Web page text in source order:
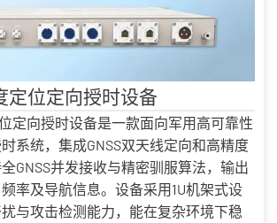
定位定向授时设备
定向授时设备是一款面向军用高可靠性
系统，集成GNSS双天线定向和高精度
GNSS并发接收与精密驯服算法，输出
率及导航信息。设备采用1U机架式设
与攻击检测能力，能在复杂环境下稳